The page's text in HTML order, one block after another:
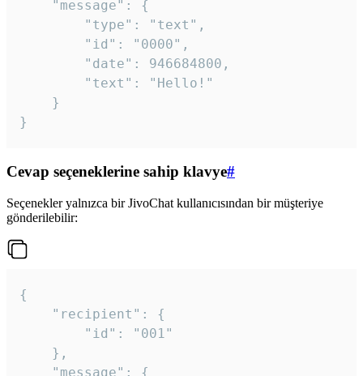
}
Cevap seçeneklerine sahip klavye#
Seçenekler yalnızca bir JivoChat kullanıcısından bir müşteriye
gönderilebilir:
{